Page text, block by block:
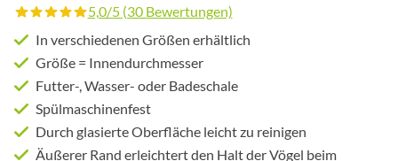
Durchschnittliche Bewertung von 5 von 5 Sternen
5,0/5 (30 Bewertungen)
In verschiedenen Größen erhältlich
Größe = Innendurchmesser
Futter-, Wasser- oder Badeschale
Spülmaschinenfest
Durch glasierte Oberfläche leicht zu reinigen
Äußerer Rand erleichtert den Halt der Vögel beim